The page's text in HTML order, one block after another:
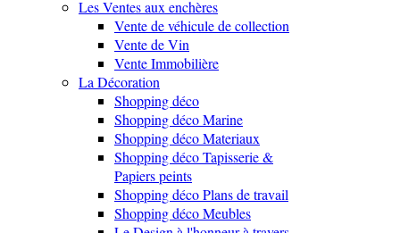
Les Ventes aux enchères
Vente de véhicule de collection
Vente de Vin
Vente Immobilière
La Décoration
Shopping déco
Shopping déco Marine
Shopping déco Materiaux
Shopping déco Tapisserie &
Papiers peints
Shopping déco Plans de travail
Shopping déco Meubles